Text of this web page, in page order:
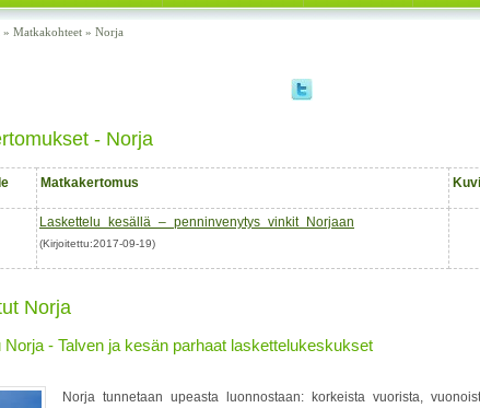
» Matkakohteet » Norja
- Norja
Matkakertomus
Laskettelu kesällä – penninvenytys vinkit Norjaan
(Kirjoitettu:2017-09-19)
Norja
Norja - Talven ja kesän parhaat laskettelukeskukset
Norja tunnetaan upeasta luonnostaan: korkeista vuorista,